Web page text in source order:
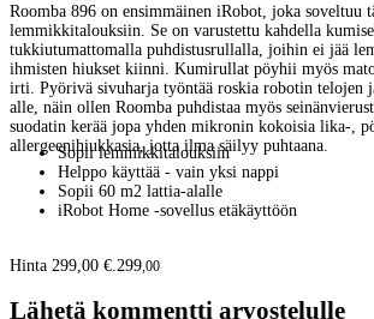
Roomba 896 on ensimmäinen iRobot, joka soveltuu
lemmikkitalouksiin. Se on varustettu kahdella
tukkiutumattomalla puhdistusrullalla, joihin ei jää
ihmisten hiukset kiinni. Kumirullat pöyhii myös
irti. Pyörivä sivuharja työntää roskia robotin telojen
alle, näin ollen Roomba puhdistaa myös
suodatin kerää jopa yhden mikronin kokoisia lika-,
allergeenihiukkasia, jotta ilma säilyy puhtaana.
Sopii lemmikkitalouksiin
Helppo käyttää - vain yksi nappi
Sopii 60 m2 lattia-alalle
iRobot Home -sovellus etäkäyttöön
Hinta 299,00 €. 299,00
Lähetä kommentti arvostelulle